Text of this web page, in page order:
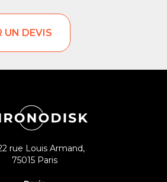
UN DEVIS
rue Louis Armand,
75015 Paris